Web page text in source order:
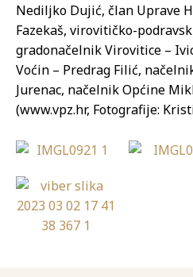
Nediljko Dujić, član Uprave
Fazekaš, virovitičko-
gradonačelnik Virovitice –
Voćin – Predrag Filić,
Jurenac, načelnik Općine
(www.vpz.hr, Fotografije: